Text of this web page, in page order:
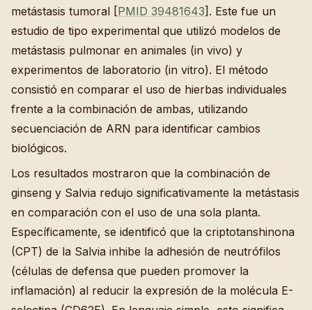
metástasis tumoral [PMID 39481643]. Este fue un
estudio de tipo experimental que utilizó modelos de
metástasis pulmonar en animales (in vivo) y
experimentos de laboratorio (in vitro). El método
consistió en comparar el uso de hierbas individuales
frente a la combinación de ambas, utilizando
secuenciación de ARN para identificar cambios
biológicos.
Los resultados mostraron que la combinación de
ginseng y Salvia redujo significativamente la metástasis
en comparación con el uso de una sola planta.
Específicamente, se identificó que la criptotanshinona
(CPT) de la Salvia inhibe la adhesión de neutrófilos
(células de defensa que pueden promover la
inflamación) al reducir la expresión de la molécula E-